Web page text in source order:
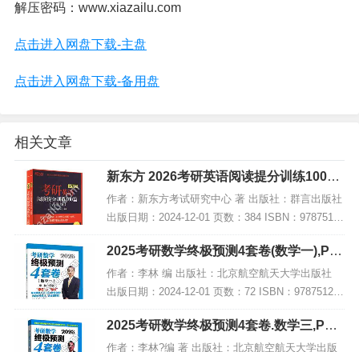
解压密码：www.xiazailu.com
点击进入网盘下载-主盘
点击进入网盘下载-备用盘
相关文章
新东方 2026考研英语阅读提分训练100篇
(基础版),PDF下载
作者：新东方考试研究中心 著 出版社：群言出版社
出版日期：2024-12-01 页数：384 ISBN：97875193
08797 电子书大小：190MB [高清扫描版PDF格式]
内容简...
2025考研数学终极预测4套卷(数学一),PD
F电子书下载
作者：李林 编 出版社：北京航空航天大学出版社
出版日期：2024-12-01 页数：72 ISBN：978751244
1835 电子书大小：209MB [高清扫描版PDF格式] 内
容简介...
2025考研数学终极预测4套卷.数学三,PDF
电子书下载
作者：李林?编 著 出版社：北京航空航天大学出版